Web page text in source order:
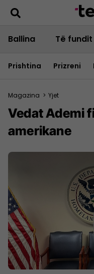
Ballina Të fundit
Prishtina Prizreni
Magazina > Yjet
Vedat Ademi
amerikane